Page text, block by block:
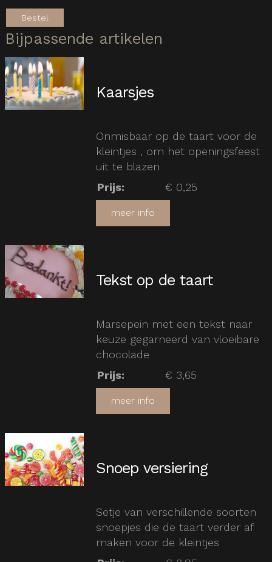
Bestel
Bijpassende artikelen
Kaarsjes
Onmisbaar op de taart voor de
kleintjes , om het openingsfeest
uit te blazen
Prijs: € 0,25
meer info
Tekst op de taart
Marsepein met een tekst naar
keuze gegarneerd van vloeibare
chocolade
Prijs: € 3,65
meer info
Snoep versiering
Setje van verschillende soorten
snoepjes die de taart verder af
maken voor de kleintjes